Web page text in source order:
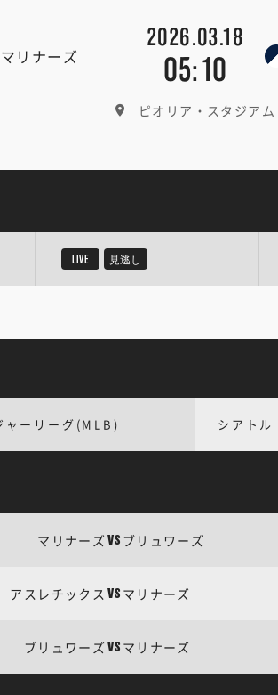
リナーズ
2026.03.18
05:10
ピオリア・スタジアム
LIVE 見逃し
ャーリーグ(MLB) シアトル
マリナーズ VS ブリュワーズ
アスレチックス VS マリナーズ
ブリュワーズ VS マリナーズ